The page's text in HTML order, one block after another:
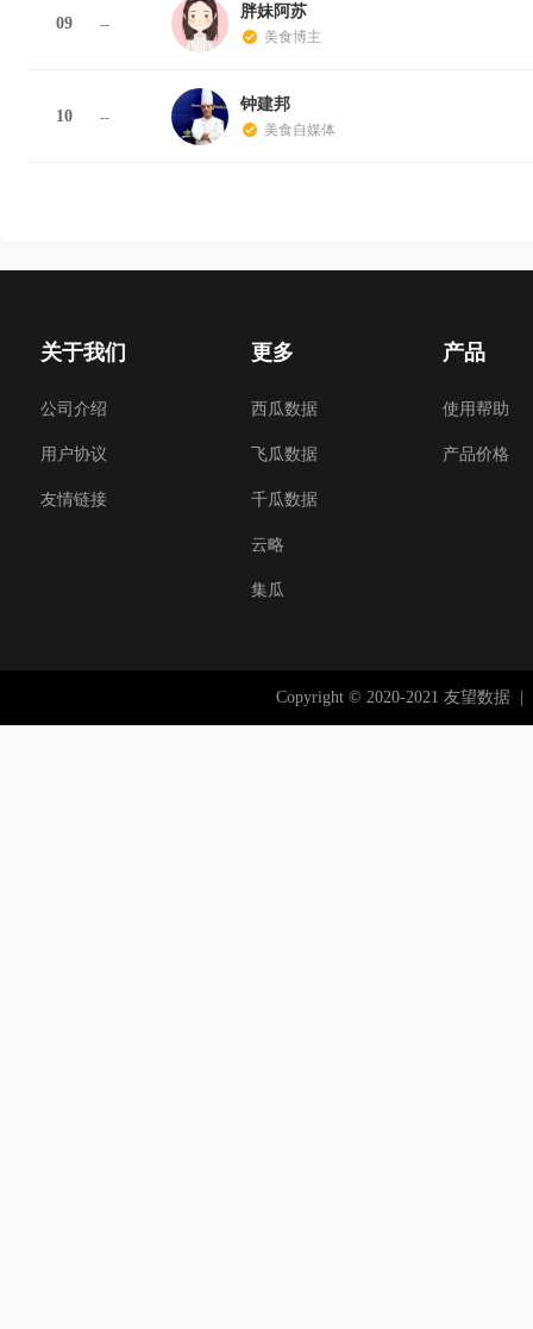
09 --
胖妹阿苏
美食博主
10 --
钟建邦
美食自媒体
关于我们
公司介绍
用户协议
友情链接
更多
西瓜数据
飞瓜数据
千瓜数据
云略
集瓜
产品
使用帮助
产品价格
Copyright © 2020-2021 友望数据